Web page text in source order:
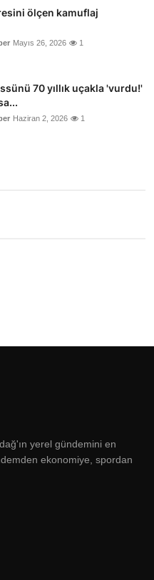
ölçen kamuflaj
Mayıs 26, 2026 1
70 yıllık uçakla 'vurdu!'
Haziran 2, 2026 1
yerel gündemini en
ekonomiye, spordan